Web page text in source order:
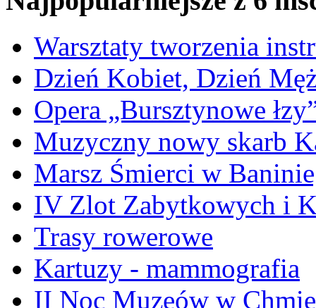
Warsztaty tworzenia
Dzień Kobiet, Dzień
Opera „Bursztynowe
Muzyczny nowy skarb
Marsz Śmierci w
IV Zlot Zabytkowych i
Trasy rowerowe
Kartuzy - mammografia
II Noc Muzeów w